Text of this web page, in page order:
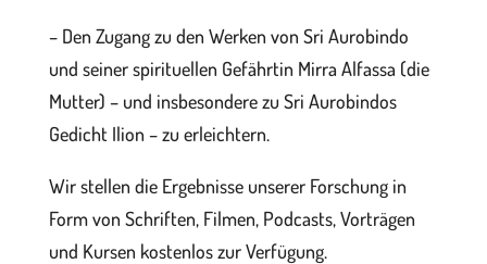
– Den Zugang zu den Werken von Sri Aurobindo
und seiner spirituellen Gefährtin Mirra Alfassa (die
Mutter) – und insbesondere zu Sri Aurobindos
Gedicht Ilion – zu erleichtern.
Wir stellen die Ergebnisse unserer Forschung in
Form von Schriften, Filmen, Podcasts, Vorträgen
und Kursen kostenlos zur Verfügung.